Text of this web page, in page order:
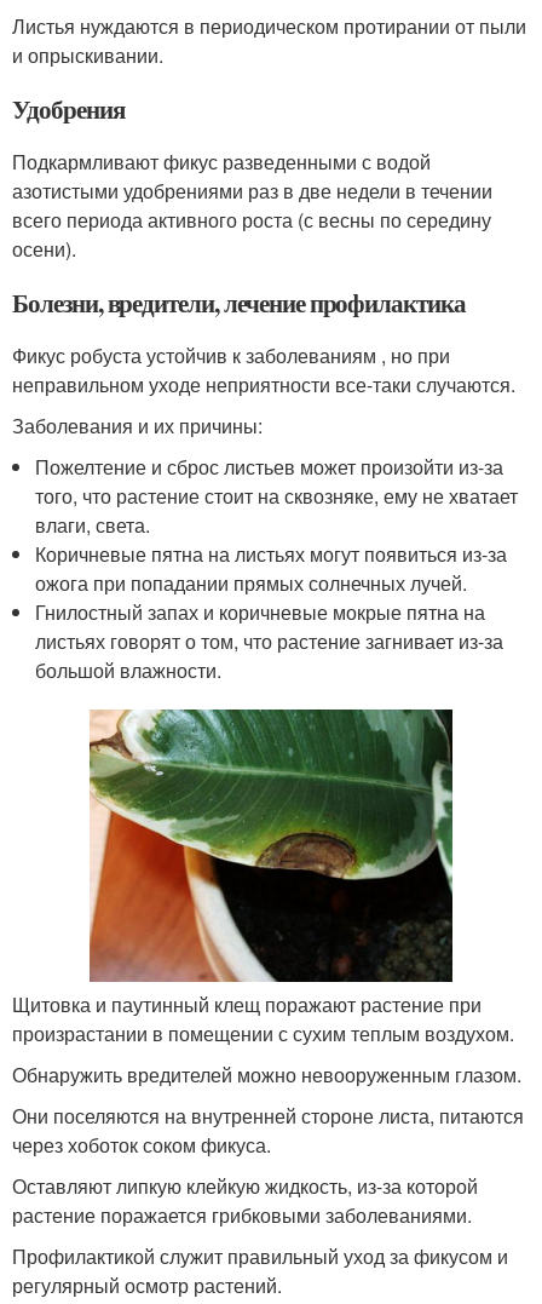
Листья нуждаются в периодическом протирании от пыли
и опрыскивании.
Удобрения
Подкармливают фикус разведенными с водой
азотистыми удобрениями раз в две недели в течении
всего периода активного роста (с весны по середину
осени).
Болезни, вредители, лечение профилактика
Фикус робуста устойчив к заболеваниям , но при
неправильном уходе неприятности все-таки случаются.
Заболевания и их причины:
Пожелтение и сброс листьев может произойти из-за
того, что растение стоит на сквозняке, ему не хватает
влаги, света.
Коричневые пятна на листьях могут появиться из-за
ожога при попадании прямых солнечных лучей.
Гнилостный запах и коричневые мокрые пятна на
листьях говорят о том, что растение загнивает из-за
большой влажности.
Щитовка и паутинный клещ поражают растение при
произрастании в помещении с сухим теплым воздухом.
Обнаружить вредителей можно невооруженным глазом.
Они поселяются на внутренней стороне листа, питаются
через хоботок соком фикуса.
Оставляют липкую клейкую жидкость, из-за которой
растение поражается грибковыми заболеваниями.
Профилактикой служит правильный уход за фикусом и
регулярный осмотр растений.